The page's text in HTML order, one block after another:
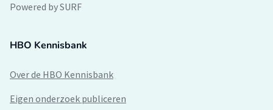
Powered by SURF
HBO Kennisbank
Over de HBO Kennisbank
Eigen onderzoek publiceren